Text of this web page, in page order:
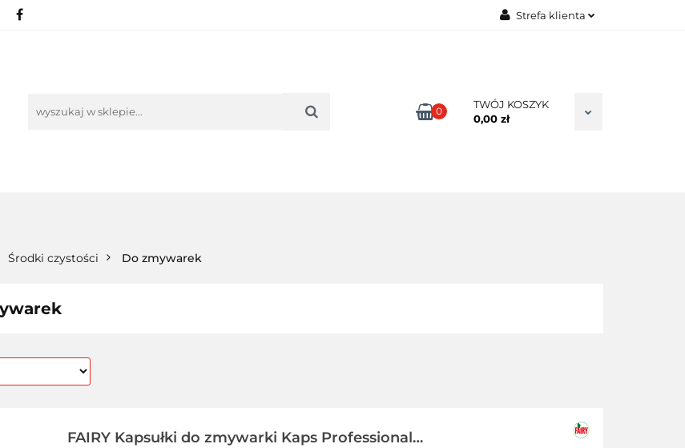
Strefa klienta
Dodaj zgłoszenie
0
TWÓJ KOSZYK
0,00 zł
Środki czystości Do zmywarek
FAIRY Kapsułki do zmywarki Kaps Professional